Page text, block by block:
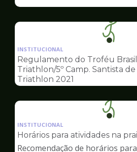
da
pagina
de
INSTITUCIONAL
Regulamento do Troféu
Triathlon/5º Camp. Santista
Triathlon 2021
da
pagina
INSTITUCIONAL
Horários para atividades na
Recomendação de horários